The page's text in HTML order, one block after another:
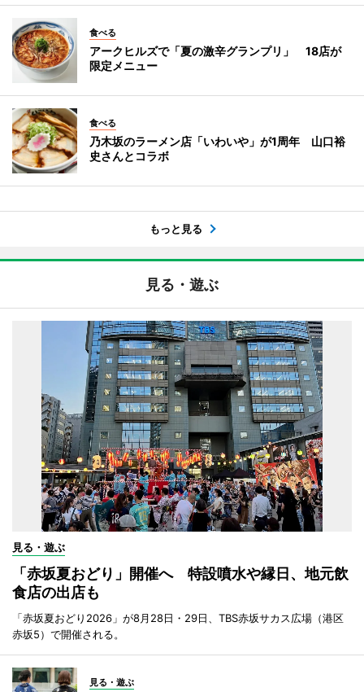
食べる
アークヒルズで「夏の激辛グランプリ」 18店が
限定メニュー
食べる
乃木坂のラーメン店「いわいや」が1周年 山口裕
史さんとコラボ
もっと見る
見る・遊ぶ
見る・遊ぶ
「赤坂夏おどり」開催へ 特設噴水や縁日、地元飲
食店の出店も
「赤坂夏おどり2026」が8月28日・29日、TBS赤坂サカス広場（港区
赤坂5）で開催される。
見る・遊ぶ